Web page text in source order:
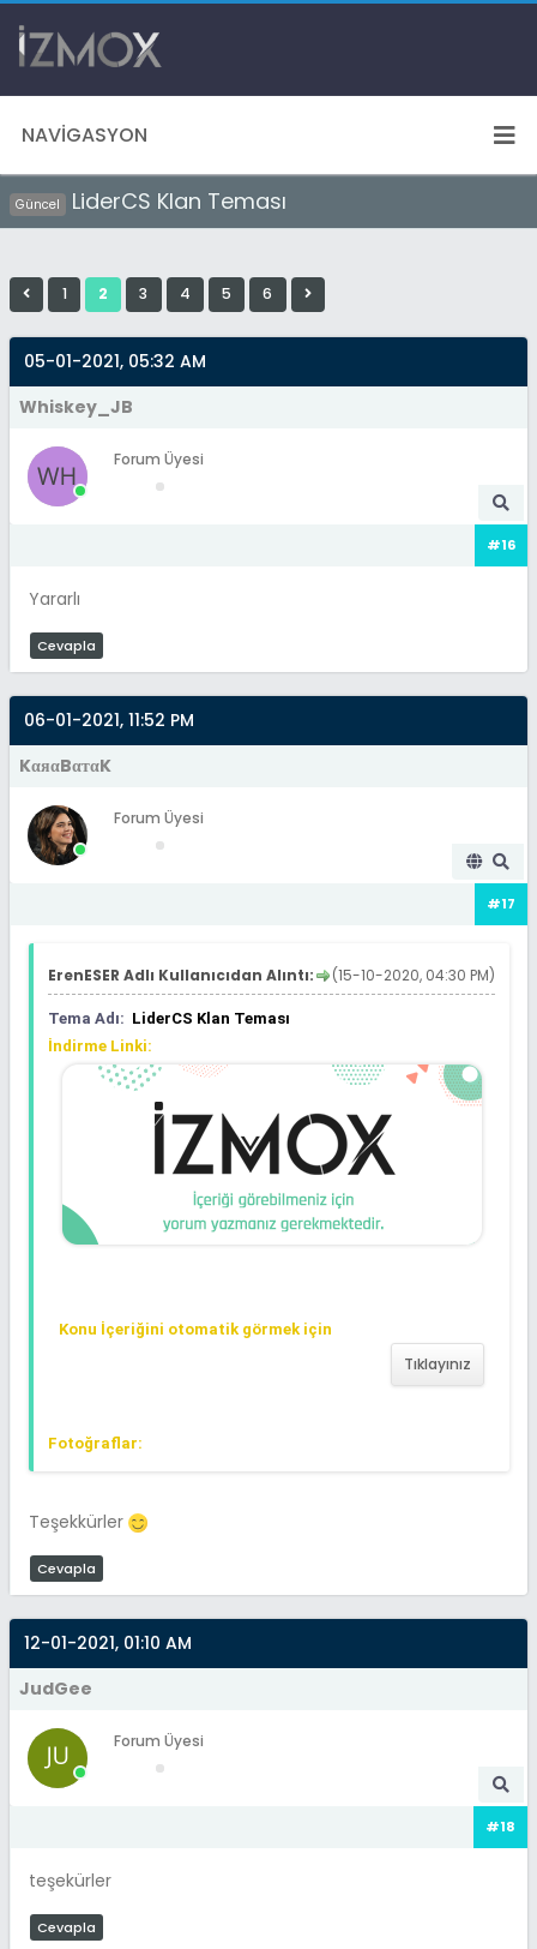
NAVIGASYON
Güncel LiderCS Klan Teması
1 2 3 4 5 6
05-01-2021, 05:32 AM
Whiskey_JB
Forum Üyesi
#16
Yararlı
Cevapla
06-01-2021, 11:52 PM
KαяαBαтαK
Forum Üyesi
#17
(15-10-2020, 04:30 PM)
ErenESER Adlı Kullanıcıdan Alıntı:
Tema Adı: LiderCS Klan Teması
İndirme Linki:
Konu İçeriğini otomatik görmek için
Tıklayınız
Fotoğraflar:
Teşekkürler
Cevapla
12-01-2021, 01:10 AM
JudGee
Forum Üyesi
#18
teşekürler
Cevapla